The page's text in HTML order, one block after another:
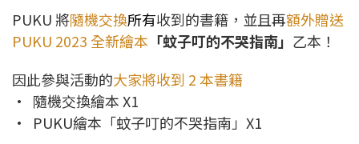
PUKU 將隨機交換所有收到的書籍， 並且再額外贈送
PUKU 2023 全新繪本 「蚊子叮的不哭指南」 乙本！
因此參與活動的大家將收到 2 本書籍
• 隨機交換繪本 X1
• PUKU繪本「蚊子叮的不哭指南」X1